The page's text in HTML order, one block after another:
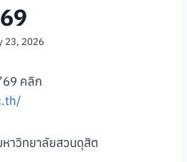
23, 2026
คลิก
าวิทยาลัยสวนดุสิต